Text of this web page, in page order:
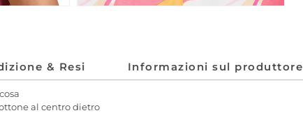
& Resi Informazioni sul produttore
al centro dietro